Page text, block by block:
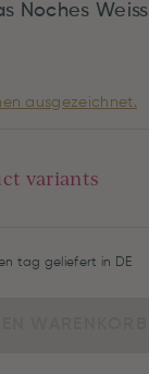
Noches Weiss
ausgezeichnet.
variants
tag geliefert in DE